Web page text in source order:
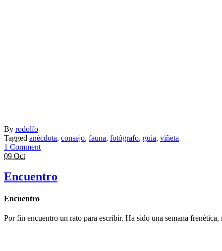
By rodolfo
Tagged anécdota, consejo, fauna, fotógrafo, guía, viñeta
1 Comment
09 Oct
Encuentro
Encuentro
Por fin encuentro un rato para escribir. Ha sido una semana